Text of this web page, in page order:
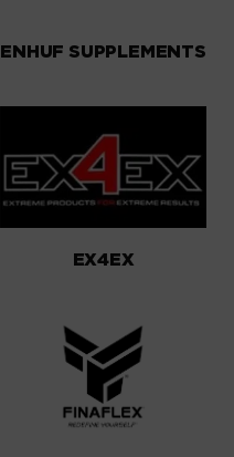
ENHUF SUPPLEMENTS
EX4EX